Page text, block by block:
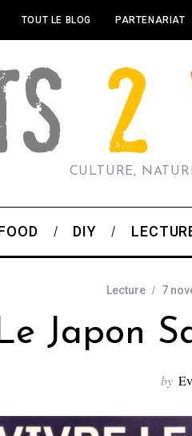
TOUT LE BLOG PARTENARIAT
CULTURE,
DIY
Lecture 7
Japon
by